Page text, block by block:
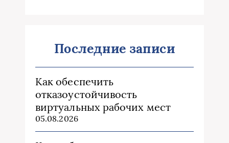
Последние записи
Как обеспечить
отказоустойчивость
виртуальных рабочих мест
05.08.2026